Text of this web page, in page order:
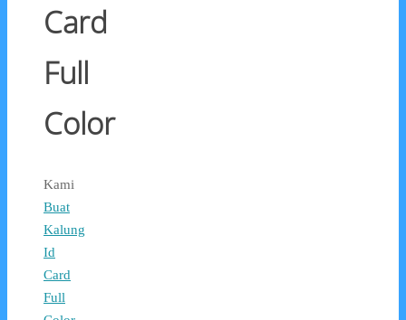
Card
Full
Color
Kami
Buat
Kalung
Id
Card
Full